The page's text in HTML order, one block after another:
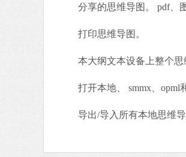
分享的思维导图。 pdf、图
打印思维导图。
本大纲文本设备上整个思
打开本地、 smmx、opml和
导出/导入所有本地思维导